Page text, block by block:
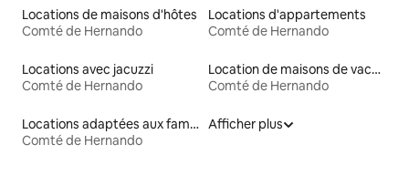
Locations de maisons d'hôtes
Comté de Hernando
Locations d'appartements
Comté de Hernando
Locations avec jacuzzi
Comté de Hernando
Location de maisons de vacances
Comté de Hernando
Locations adaptées aux familles
Comté de Hernando
Afficher plus